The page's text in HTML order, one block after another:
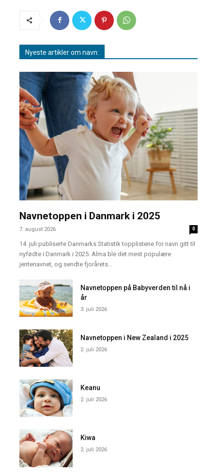
Nyeste artikler om navn:
Navnetoppen i Danmark i 2025
7. august 2026 0
14. juli publiserte Danmarks Statistik topplistene for navn gitt til
nyfødte i Danmark i 2025. Alma ble det mest populære
jentenavnet, og sendte fjorårets...
Navnetoppen på Babyverden til nå i
år
3. juli 2026
Navnetoppen i New Zealand i 2025
2. juli 2026
Keanu
2. juli 2026
Kiwa
2. juli 2026